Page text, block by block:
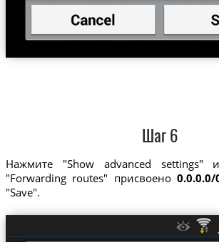
Шаг 6
Нажмите "Show advanced settings"
"Forwarding routes" присвоено0.0.0.0/
"Save".